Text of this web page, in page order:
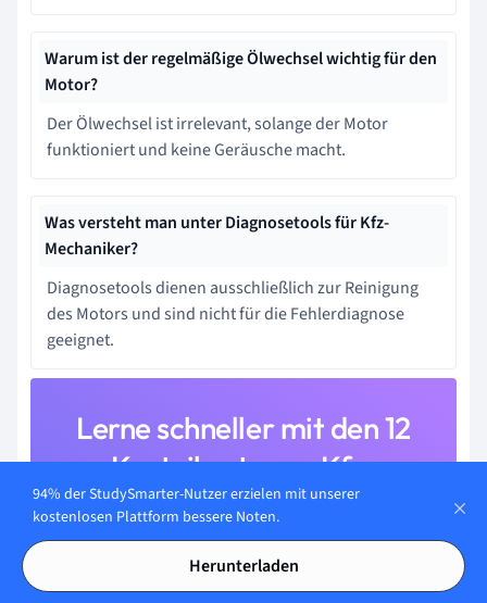
Warum ist der regelmäßige Ölwechsel wichtig für den
Motor?
Der Ölwechsel ist irrelevant, solange der Motor
funktioniert und keine Geräusche macht.
Was versteht man unter Diagnosetools für Kfz-
Mechaniker?
Diagnosetools dienen ausschließlich zur Reinigung
des Motors und sind nicht für die Fehlerdiagnose
geeignet.
Lerne schneller mit den 12
Karteikarten zu Kfz-
Mechanikerwissen
Melde dich kostenlos an, um Zugriff auf all unsere
Karteikarten zu erhalten.
94% der StudySmarter-Nutzer erzielen mit unserer
kostenlosen Plattform bessere Noten.
Herunterladen